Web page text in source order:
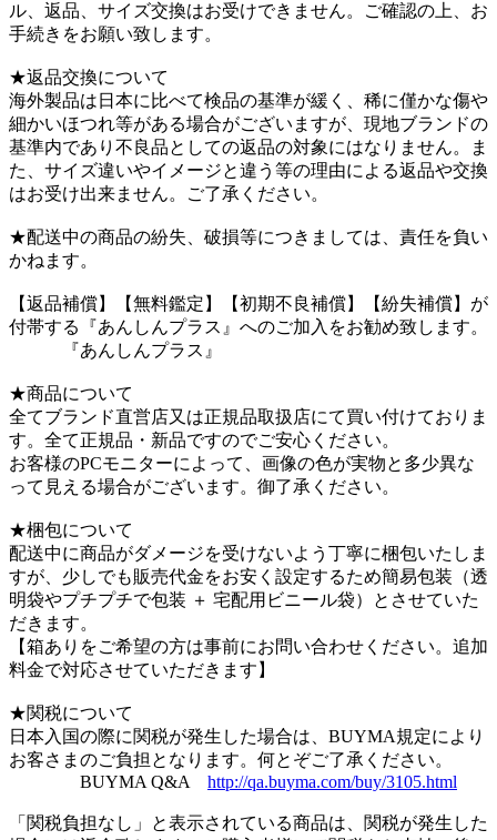
ル、返品、サイズ交換はお受けできません。ご確認の上、お
手続きをお願い致します。
★返品交換について
海外製品は日本に比べて検品の基準が緩く、稀に僅かな傷や
細かいほつれ等がある場合がございますが、現地ブランドの
基準内であり不良品としての返品の対象にはなりません。ま
た、サイズ違いやイメージと違う等の理由による返品や交換
はお受け出来ません。ご了承ください。
★配送中の商品の紛失、破損等につきましては、責任を負い
かねます。
【返品補償】【無料鑑定】【初期不良補償】【紛失補償】が
付帯する『あんしんプラス』へのご加入をお勧め致します。
『あんしんプラス』
★商品について
全てブランド直営店又は正規品取扱店にて買い付けておりま
す。全て正規品・新品ですのでご安心ください。
お客様のPCモニターによって、画像の色が実物と多少異な
って見える場合がございます。御了承ください。
★梱包について
配送中に商品がダメージを受けないよう丁寧に梱包いたしま
すが、少しでも販売代金をお安く設定するため簡易包装（透
明袋やプチプチで包装 ＋ 宅配用ビニール袋）とさせていた
だきます。
【箱ありをご希望の方は事前にお問い合わせください。追加
料金で対応させていただきます】
★関税について
日本入国の際に関税が発生した場合は、BUYMA規定により
お客さまのご負担となります。何とぞご了承ください。
BUYMA Q&A http://qa.buyma.com/buy/3105.html
「関税負担なし」と表示されている商品は、関税が発生した